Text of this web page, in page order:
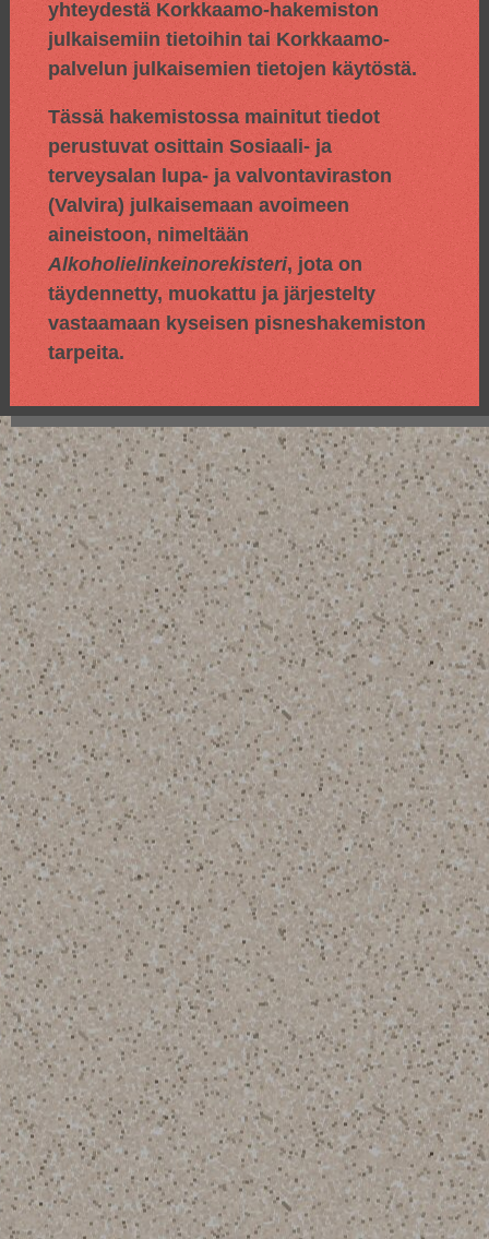
yhteydestä Korkkaamo-hakemiston
julkaisemiin tietoihin tai Korkkaamo-
palvelun julkaisemien tietojen käytöstä.
Tässä hakemistossa mainitut tiedot
perustuvat osittain Sosiaali- ja
terveysalan lupa- ja valvontaviraston
(Valvira) julkaisemaan avoimeen
aineistoon, nimeltään
Alkoholielinkeinorekisteri, jota on
täydennetty, muokattu ja järjestelty
vastaamaan kyseisen pisneshakemiston
tarpeita.